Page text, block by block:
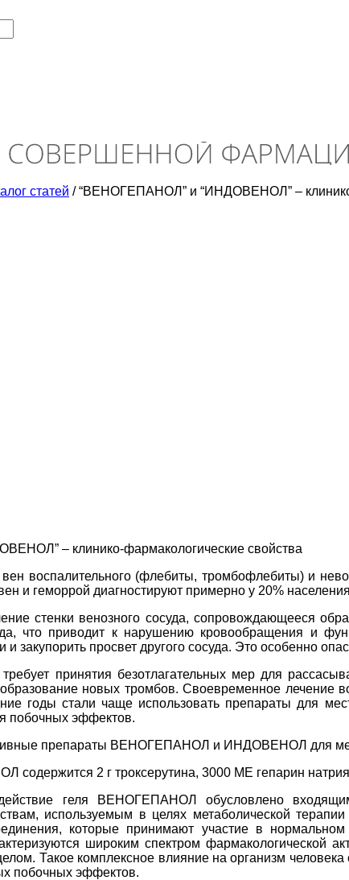
статей / “ВЕНОГЕПАНОЛ” и “ИНДОВЕНОЛ” –
– клинико-фармакологические свойства
(флебиты, тромбофлебиты) и
и геморрой диагностируют примерно у 20%
стенки венозного сосуда, сопровождающееся
что приводит к нарушению кровообращения и
и закупорить просвет другого сосуда. Это особенно
принятия безотлагательных мер для
новых тромбов. Своевременное лечение
годы стали чаще использовать препараты для
побочных эффектов.
препараты ВЕНОГЕПАНОЛ и ИНДОВЕНОЛ для
содержится 2 г троксерутина, 3000 МЕ гепарин
геля ВЕНОГЕПАНОЛ обусловлено
используемым в целях метаболической
которые принимают участие в
широким спектром фармакологической
Такое комплексное влияние на организм
побочных эффектов.